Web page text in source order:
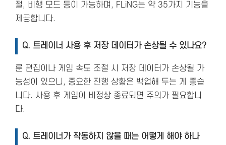
절, 비행 모드 등이 가능하며, FLiNG는 약 35가지 기능을
제공합니다.
Q. 트레이너 사용 후 저장 데이터가 손상될 수 있나요?
룬 편집이나 게임 속도 조절 시 저장 데이터가 손상될 가
능성이 있으니, 중요한 진행 상황은 백업해 두는 게 좋습
니다. 사용 후 게임이 비정상 종료되면 주의가 필요합니
다.
Q. 트레이너가 작동하지 않을 때는 어떻게 해야 하나